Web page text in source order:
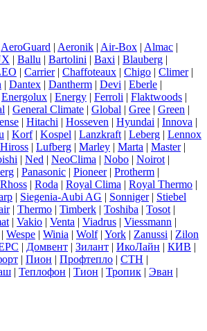
AeroGuard | Aeronik | Air-Box | Almac |
| Ballu | Bartolini | Baxi | Blauberg |
| Carrier| Chaffoteaux | Chigo | Climer|
| Dantex | Dantherm | Devi | Eberle |
Energolux | Energy | Ferroli | Flaktwoods |
| General Climate | Global | Gree | Green |
| Hitachi | Hosseven | Hyundai | Innova |
| Korf| Kospel | Lanzkraft | Leberg | Lennox
| Lufberg | Marley | Marta | Master|
| Ned | NeoClima | Nobo | Noirot |
| Panasonic | Pioneer| Protherm |
Rhoss | Roda | Royal Clima | Royal Thermo |
| Siegenia-Aubi AG | Sonniger| Stiebel
| Thermo | Timberk | Toshiba | Tosot |
| Vakio | Venta | Viadrus | Viessmann |
| Wespe | Winia | Wolf| York | Zanussi | Zilon
| Домвент | Зилант | ИкоЛайн | КИВ |
| Пион | Профтепло | СТН |
| Теплофон | Тион | Тропик | Эван |